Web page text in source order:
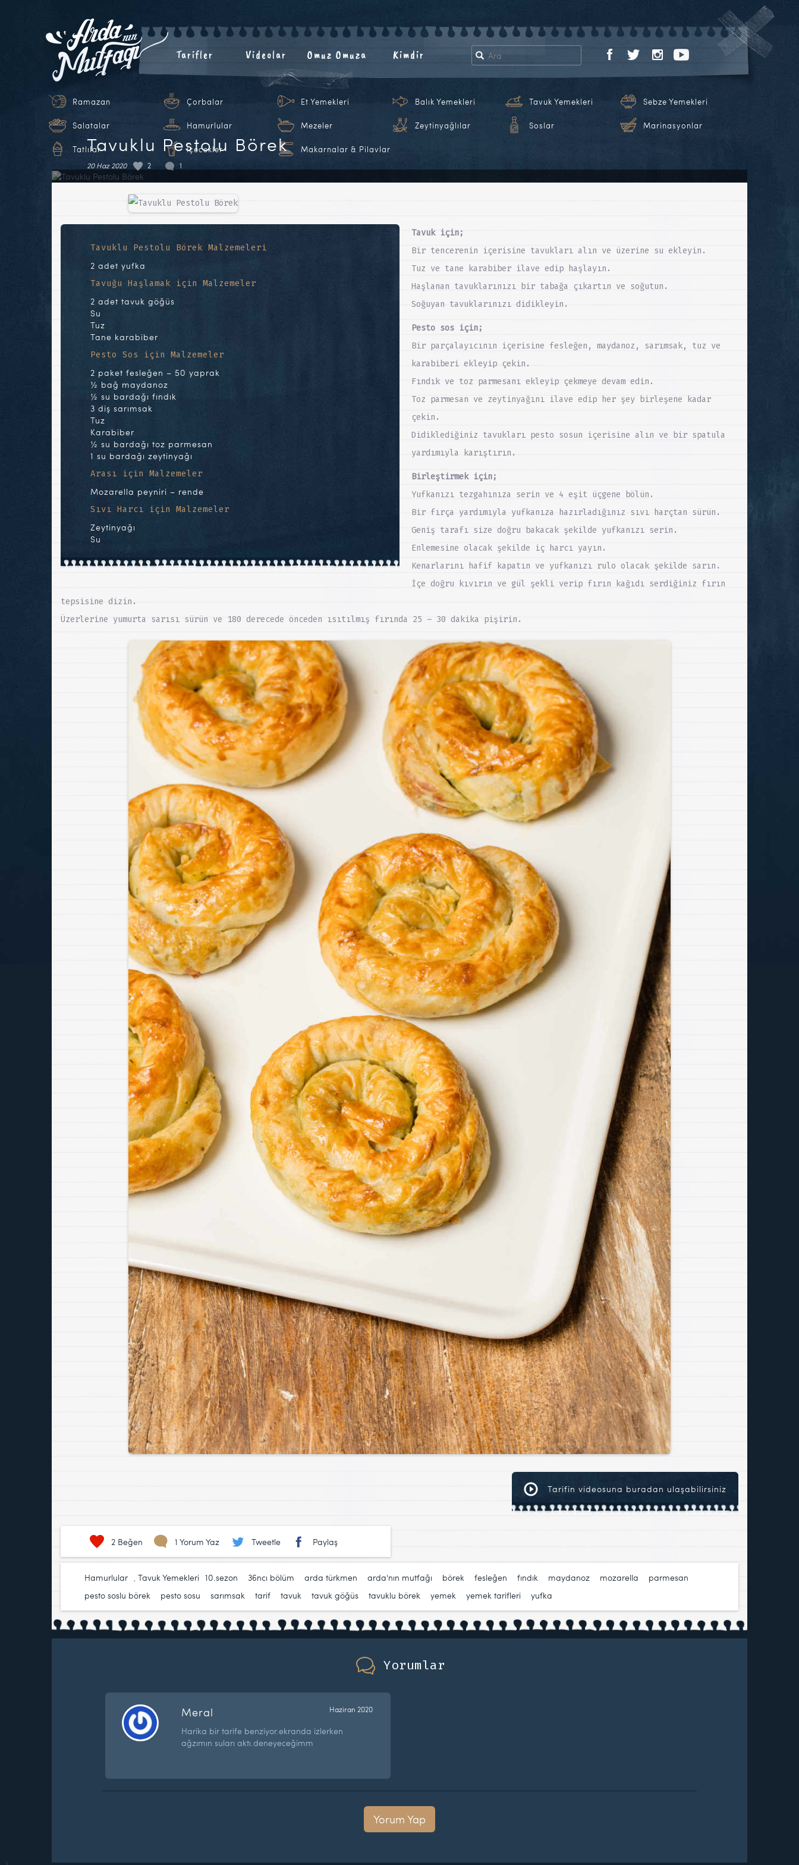
Tarifler Videolar Omuz Omuza Kimdir
Ramazan Çorbalar Et Yemekleri Balık Yemekleri Tavuk Yemekleri Sebze Yemekleri
Salatalar Hamurlular Mezeler Zeytinyağlılar Soslar Marinasyonlar
Tatlılar İçecekler Makarnalar & Pilavlar
Tavuklu Pestolu Börek
20 Haz 2020 2 1
Tavuklu Pestolu Börek Malzemeleri
2 adet yufka
Tavuğu Haşlamak için Malzemeler
2 adet tavuk göğüs
Su
Tuz
Tane karabiber
Pesto Sos için Malzemeler
2 paket fesleğen – 50 yaprak
½ bağ maydanoz
½ su bardağı fındık
3 diş sarımsak
Tuz
Karabiber
½ su bardağı toz parmesan
1 su bardağı zeytinyağı
Arası için Malzemeler
Mozarella peyniri – rende
Sıvı Harcı için Malzemeler
Zeytinyağı
Su
Tavuk için;
Bir tencerenin içerisine tavukları alın ve üzerine su ekleyin.
Tuz ve tane karabiber ilave edip haşlayın.
Haşlanan tavuklarınızı bir tabağa çıkartın ve soğutun.
Soğuyan tavuklarınızı didikleyin.
Pesto sos için;
Bir parçalayıcının içerisine fesleğen, maydanoz, sarımsak, tuz ve
karabiberi ekleyip çekin.
Fındık ve toz parmesanı ekleyip çekmeye devam edin.
Toz parmesan ve zeytinyağını ilave edip her şey birleşene kadar
çekin.
Didiklediğiniz tavukları pesto sosun içerisine alın ve bir spatula
yardımıyla karıştırın.
Birleştirmek için;
Yufkanızı tezgahınıza serin ve 4 eşit üçgene bölün.
Bir fırça yardımıyla yufkanıza hazırladığınız sıvı harçtan sürün.
Geniş tarafı size doğru bakacak şekilde yufkanızı serin.
Enlemesine olacak şekilde iç harcı yayın.
Kenarlarını hafif kapatın ve yufkanızı rulo olacak şekilde sarın.
İçe doğru kıvırın ve gül şekli verip fırın kağıdı serdiğiniz fırın
tepsisine dizin.
Üzerlerine yumurta sarısı sürün ve 180 derecede önceden ısıtılmış fırında 25 – 30 dakika pişirin.
Tarifin videosuna buradan ulaşabilirsiniz
2 Beğen 1 Yorum Yaz Tweetle Paylaş
Hamurlular Tavuk Yemekleri 10.sezon 36ncı bölüm arda türkmen arda'nın mutfağı börek fesleğen fındık maydanoz mozarella parmesan
pesto soslu börek
pesto sosu sarımsak tarif tavuk tavuk göğüs tavuklu börek yemek yemek tarifleri yufka
Yorumlar
Meral Haziran 2020
Harika bir tarife benziyor.ekranda izlerken
ağzımın suları aktı.deneyeceğimm
Yorum Yap